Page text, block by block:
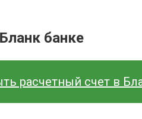
банке
расчетный счет в